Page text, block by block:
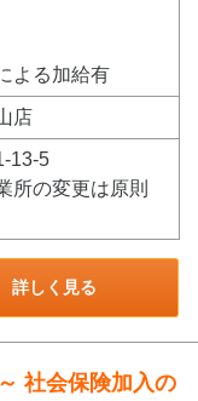
よる加給有
店
13-5
所の変更は原則
詳しく見る
社会保険加入の